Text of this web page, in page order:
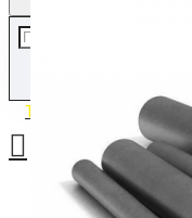
Товаров: 0 (0.00р.)
Ваша корзина пуста!